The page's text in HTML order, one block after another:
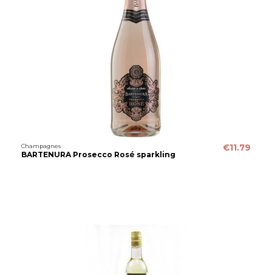
Champagnes
BARTENURA Prosecco Rosé sparkling
€11.79